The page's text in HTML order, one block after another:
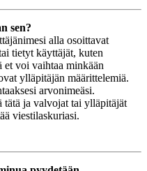
sen?
alla osoittavat
tietyt käyttäjät, kuten
voi vaihtaa minkään
ylläpitäjän määrittelemiä.
arvonimeäsi.
tätä ja valvojat tai ylläpitäjät
viestilaskuriasi.